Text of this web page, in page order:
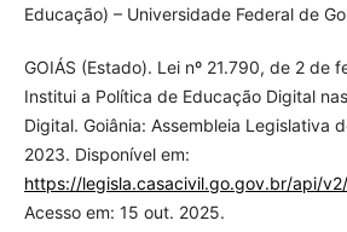
Educação) – Universidade Federal de
GOIÁS (Estado). Lei nº 21.790, de 2 de
Institui a Política de Educação Digital
Digital. Goiânia: Assembleia Legislativa
2023. Disponível em:
https://legisla.casacivil.go.gov.br/api/
Acesso em: 15 out. 2025.